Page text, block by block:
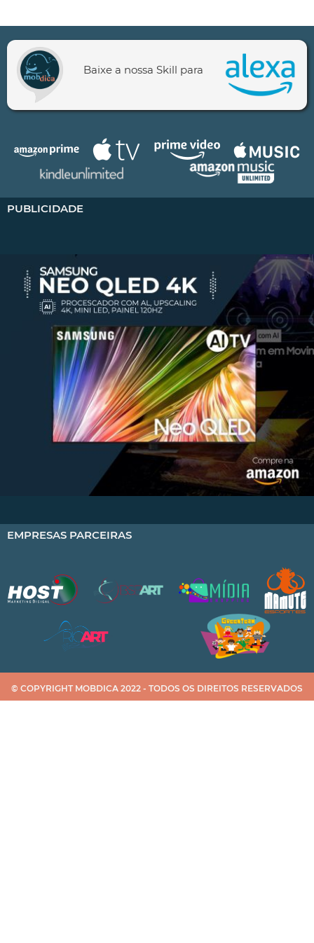
Baixe a nossa Skill para
PUBLICIDADE
EMPRESAS PARCEIRAS
© COPYRIGHT MOBDICA 2022 - TODOS OS DIREITOS RESERVADOS